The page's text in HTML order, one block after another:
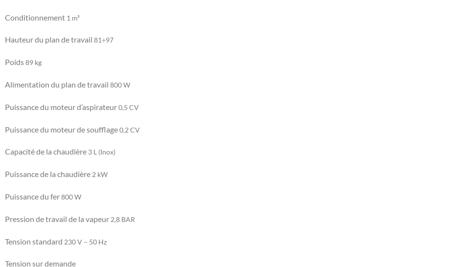
Conditionnement 1 m³
Hauteur du plan de travail 81÷97
Poids89 kg
Alimentation du plan de travail 800 W
Puissance du moteur d’aspirateur0,5 CV
Puissance du moteur de soufflage0,2 CV
Capacité de la chaudière 3 L (Inox)
Puissance de la chaudière 2 kW
Puissance du fer800 W
Pression de travail de la vapeur 2,8 BAR
Tension standard 230 V – 50 Hz
Tension sur demande